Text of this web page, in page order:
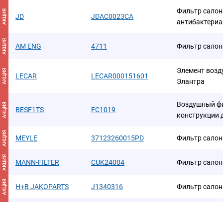
АКЦИЯ JD JDAC0023CA
Фильтр
АКЦИЯ AM ENG 4711 Фильтр
АКЦИЯ LECAR LECAR000151601
Элемент
Элантра
АКЦИЯ BESF1TS FC1019
Воздушный
конструкции
АКЦИЯ MEYLE 37123260015PD Фильтр
АКЦИЯ MANN-FILTER CUK24004 Фильтр
АКЦИЯ H+B JAKOPARTS J1340316 Фильтр